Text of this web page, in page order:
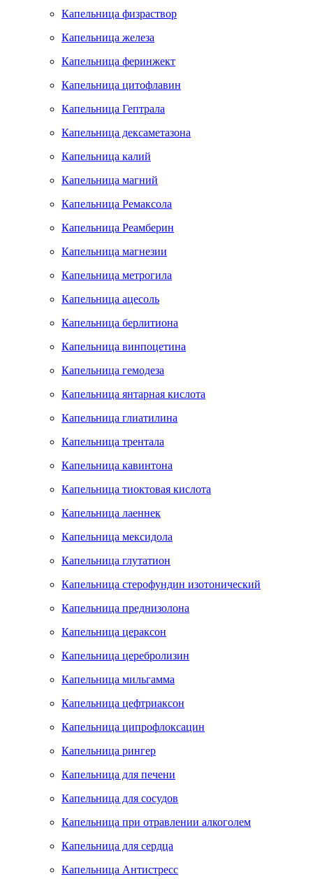
Капельница физраствор
Капельница железа
Капельница феринжект
Капельница цитофлавин
Капельница Гептрала
Капельница дексаметазона
Капельница калий
Капельница магний
Капельница Ремаксола
Капельница Реамберин
Капельница магнезии
Капельница метрогила
Капельница ацесоль
Капельница берлитиона
Капельница винпоцетина
Капельница гемодеза
Капельница янтарная кислота
Капельница глиатилина
Капельница трентала
Капельница кавинтона
Капельница тиоктовая кислота
Капельница лаеннек
Капельница мексидола
Капельница глутатион
Капельница стерофундин изотонический
Капельница преднизолона
Капельница цераксон
Капельница церебролизин
Капельница мильгамма
Капельница цефтриаксон
Капельница ципрофлоксацин
Капельница рингер
Капельница для печени
Капельница для сосудов
Капельница при отравлении алкоголем
Капельница для сердца
Капельница Антистресс